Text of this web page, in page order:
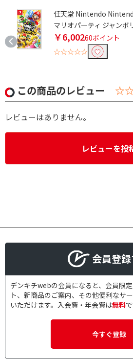
任天堂 Nintendo
マリオパーティ ジャンボ
￥6,00260ポイント
☆☆☆☆☆
この商品のレビュー
レビューはありません。
レビューを投
会員登
デンキチwebの会員になると、会員限
ト、新商品のご案内、その他便利なサ
いただけます。入会費・年会費は無料で
今すぐ登録